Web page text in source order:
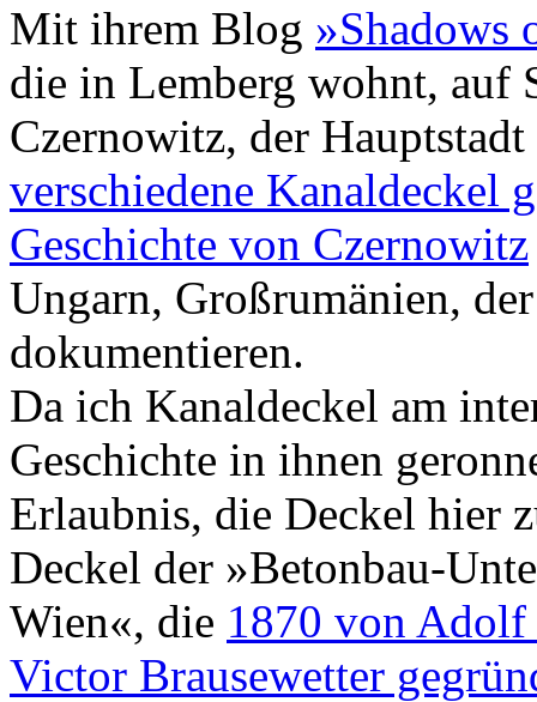
Mit ihrem Blog »Shadows
die in Lemberg wohnt, auf
Czernowitz, der
verschiedene Kanaldeckel
Geschichte von Czernowitz
Ungarn, Großrumänien,
dokumentieren.
Da ich Kanaldeckel am
Geschichte in ihnen
Erlaubnis, die Deckel hier
Deckel der »Betonbau-
Wien«, die 1870 von
Victor Brausewetter